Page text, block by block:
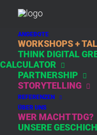
ANGEBOTE
WORKSHOPS +
THINK DIGITAL
CALCULATOR
PARTNERSHIP
STORYTELLING
REFERENZEN
ÜBER UNS
WER MACHT TDG?
UNSERE
DAY: